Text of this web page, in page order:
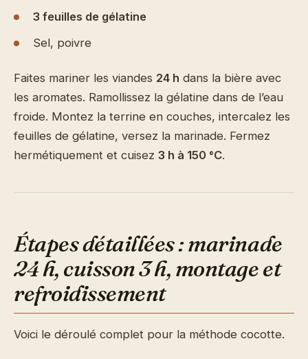
3 feuilles de gélatine
Sel, poivre
Faites mariner les viandes 24 h dans la bière avec
les aromates. Ramollissez la gélatine dans de l’eau
froide. Montez la terrine en couches, intercalez les
feuilles de gélatine, versez la marinade. Fermez
hermétiquement et cuisez 3 h à 150 °C.
Étapes détaillées : marinade
24 h, cuisson 3 h, montage et
refroidissement
Voici le déroulé complet pour la méthode cocotte.